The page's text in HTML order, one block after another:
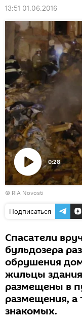
13:51 01.06.2016
Воспроизвести
видео
0:28
© RIA Novosti
Подписаться
Спасатели
бульдозера
обрушения
жильцы
размещены в
размещения, а
знакомых.